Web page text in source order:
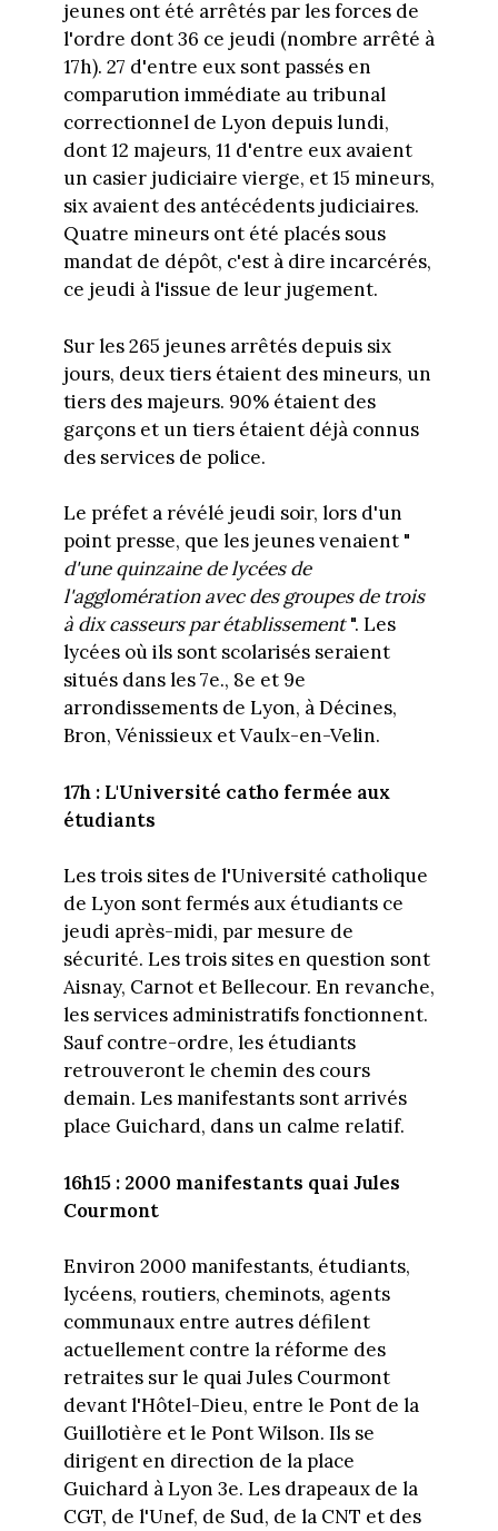
jeunes ont été arrêtés par les forces de
l'ordre dont 36 ce jeudi (nombre arrêté à
17h). 27 d'entre eux sont passés en
comparution immédiate au tribunal
correctionnel de Lyon depuis lundi,
dont 12 majeurs, 11 d'entre eux avaient
un casier judiciaire vierge, et 15 mineurs,
six avaient des antécédents judiciaires.
Quatre mineurs ont été placés sous
mandat de dépôt, c'est à dire incarcérés,
ce jeudi à l'issue de leur jugement.
Sur les 265 jeunes arrêtés depuis six
jours, deux tiers étaient des mineurs, un
tiers des majeurs. 90% étaient des
garçons et un tiers étaient déjà connus
des services de police.
Le préfet a révélé jeudi soir, lors d'un
point presse, que les jeunes venaient "
d'une quinzaine de lycées de
l'agglomération avec des groupes de trois
à dix casseurs par établissement". Les
lycées où ils sont scolarisés seraient
situés dans les 7e., 8e et 9e
arrondissements de Lyon, à Décines,
Bron, Vénissieux et Vaulx-en-Velin.
17h : L'Université catho fermée aux
étudiants
Les trois sites de l'Université catholique
de Lyon sont fermés aux étudiants ce
jeudi après-midi, par mesure de
sécurité. Les trois sites en question sont
Aisnay, Carnot et Bellecour. En revanche,
les services administratifs fonctionnent.
Sauf contre-ordre, les étudiants
retrouveront le chemin des cours
demain. Les manifestants sont arrivés
place Guichard, dans un calme relatif.
16h15 : 2000 manifestants quai Jules
Courmont
Environ 2000 manifestants, étudiants,
lycéens, routiers, cheminots, agents
communaux entre autres défilent
actuellement contre la réforme des
retraites sur le quai Jules Courmont
devant l'Hôtel-Dieu, entre le Pont de la
Guillotière et le Pont Wilson. Ils se
dirigent en direction de la place
Guichard à Lyon 3e. Les drapeaux de la
CGT, de l'Unef, de Sud, de la CNT et des